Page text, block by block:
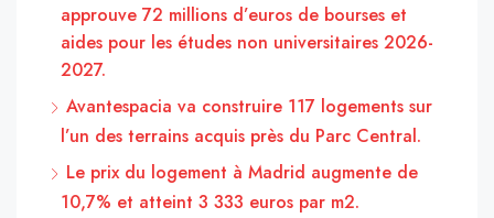
approuve 72 millions d’euros de bourses et
aides pour les études non universitaires 2026-
2027.
Avantespacia va construire 117 logements sur
l’un des terrains acquis près du Parc Central.
Le prix du logement à Madrid augmente de
10,7% et atteint 3 333 euros par m2.